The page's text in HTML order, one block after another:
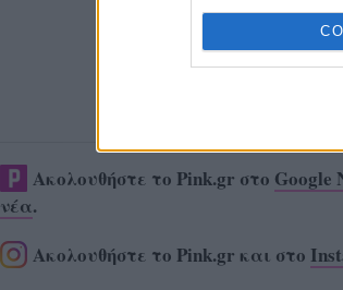
Ακολουθήστε το Pink.gr στο Google
νέα.
Ακολουθήστε το Pink.gr και στο